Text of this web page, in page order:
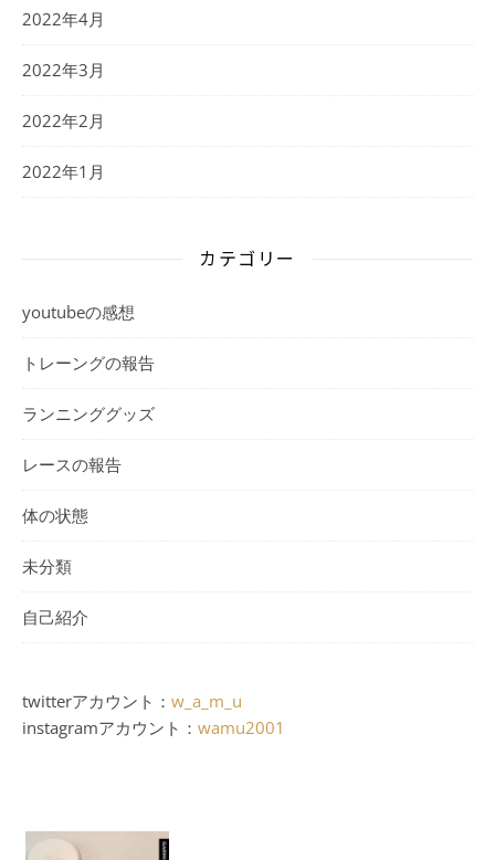
2022年4月
2022年3月
2022年2月
2022年1月
カテゴリー
youtubeの感想
トレーングの報告
ランニンググッズ
レースの報告
体の状態
未分類
自己紹介
twitterアカウント： w_a_m_u
instagramアカウント： wamu2001